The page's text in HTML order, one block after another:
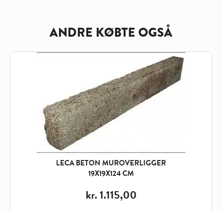
ANDRE KØBTE OGSÅ
LECA BETON MUROVERLIGGER
19X19X124 CM
kr.1.115,00